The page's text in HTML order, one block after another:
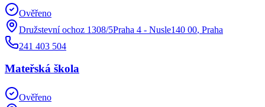
Ověřeno
Družstevní ochoz 1308/5Praha 4 - Nusle140 00, Praha
241 403 504
Mateřská škola
Ověřeno